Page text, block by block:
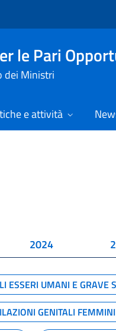
le Pari
dei Ministri
e attività
2024
ESSERI UMANI E GRAVE
GENITALI